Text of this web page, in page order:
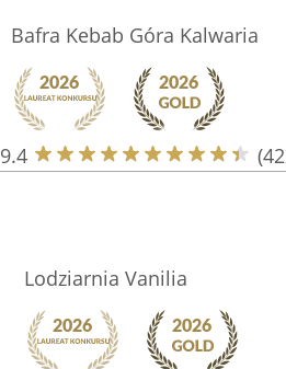
Bafra Kebab Góra Kalwaria
9.4
Lodziarnia Vanilia